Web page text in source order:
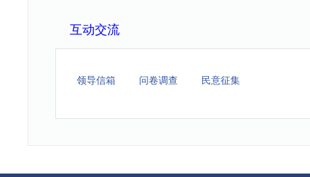
互动交流
领导信箱 问卷调查 民意征集